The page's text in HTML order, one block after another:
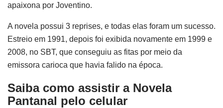
apaixona por Joventino.
A novela possui 3 reprises, e todas elas foram um sucesso.
Estreio em 1991, depois foi exibida novamente em 1999 e
2008, no SBT, que conseguiu as fitas por meio da
emissora carioca que havia falido na época.
Saiba como assistir a Novela
Pantanal pelo celular